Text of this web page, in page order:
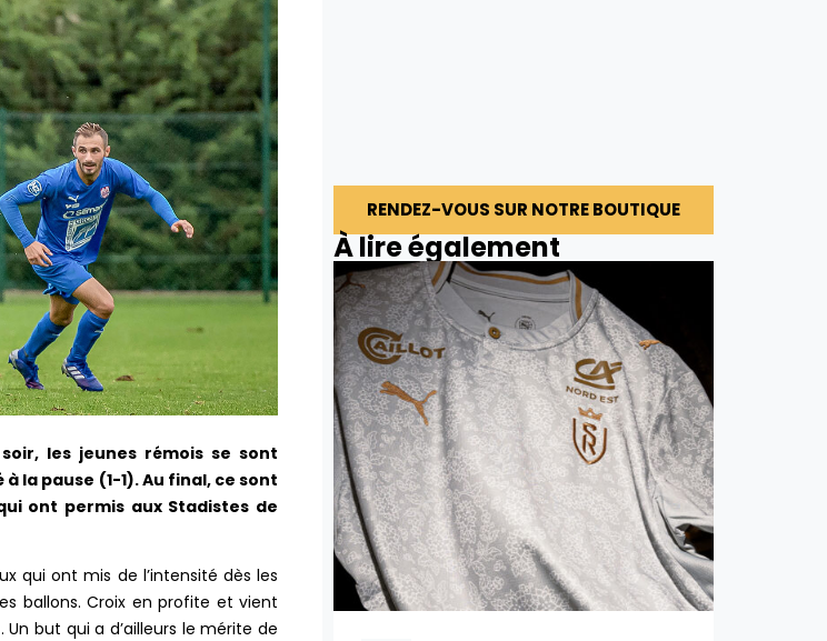
les jeunes rémois se sont
la pause (1-1). Au final, ce sont
ont permis aux Stadistes de
qui ont mis de l’intensité dès les
ballons. Croix en profite et vient
but qui a d’ailleurs le mérite de
RENDEZ-VOUS SUR NOTRE BOUTIQUE
À lire également